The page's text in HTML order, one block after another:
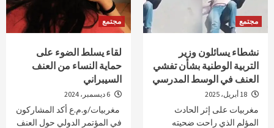
مجتمع
نشطاء يسائلون وزير
التربية الوطنية بشأن تفشي
العنف في الوسط المدرسي
مغربيات على إثر الحادث
المؤلم الذي راحت ضحيته
مجتمع
لقاء يسلط الضوء على
حماية النساء من العنف
السيبراني
مغربيات/و.م.ع أكد المشاركون
في المؤتمر الدولي حول العنف